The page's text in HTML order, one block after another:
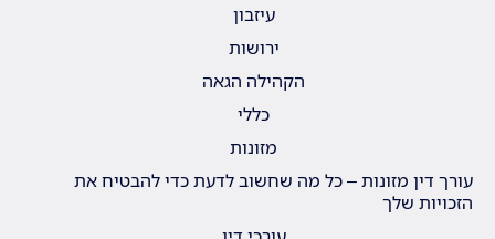
עיזבון
ירושות
הקהילה הגאה
כללי
מזונות
עורך דין מזונות – כל מה שחשוב לדעת כדי להבטיח את
הזכויות שלך